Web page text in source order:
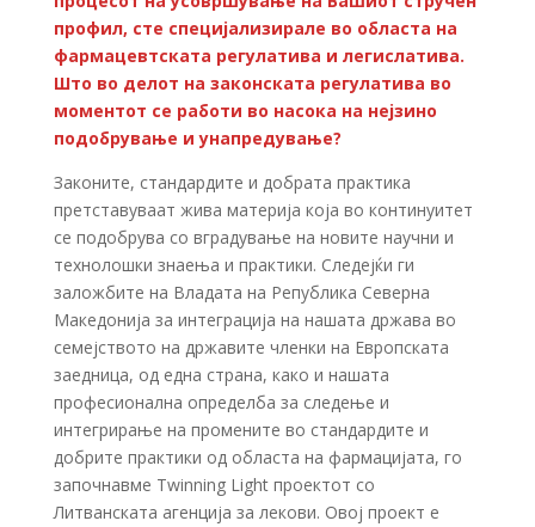
профил, сте специјализирале во областа на
фармацевтската регулатива и легислатива.
Што во делот на законската регулатива во
моментот се работи во насока на нејзино
подобрување и унапредување?
Законите, стандардите и добрата практика
претставуваат жива материја која во континуитет
се подобрува со вградување на новите научни и
технолошки знаења и практики. Следејќи ги
заложбите на Владата на Република Северна
Македонија за интеграција на нашата држава во
семејството на државите членки на Европската
заедница, од една страна, како и нашата
професионална определба за следење и
интегрирање нa промените во стандардите и
добрите практики од областа на фармацијата, го
започнавме Twinning Light проектот со
Литванската агенција за лекови. Овој проект е